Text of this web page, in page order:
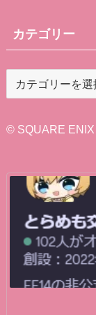
カテゴリー
リ
© SQUARE ENIX